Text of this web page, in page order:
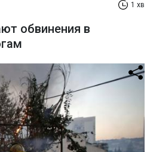
1 хв
обвинения в